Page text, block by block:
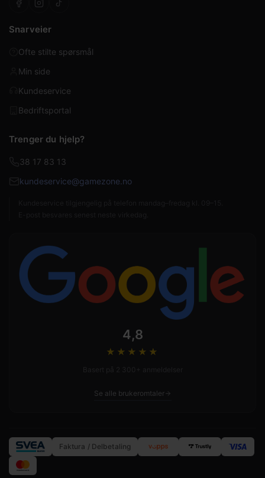
Snarveier
Ofte stilte spørsmål
Min side
Kundeservice
Bedriftsportal
Trenger du hjelp?
38 17 83 13
kundeservice@gamezone.no
4,8
★★★★ ★
Se alle brukeromtaler
Faktura / Delbetaling